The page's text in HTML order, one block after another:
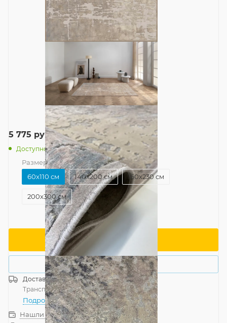
5 775 руб./шт
Доступно: 4
Размер — 60x110 см
60x110 см
140x200 см 160x230 см
200x300 см
В корзину
Купить в 1 клик
ДоставкаРоссия
Транспортной компанией— бесплатно
Подробнее
Нашли дешевле?